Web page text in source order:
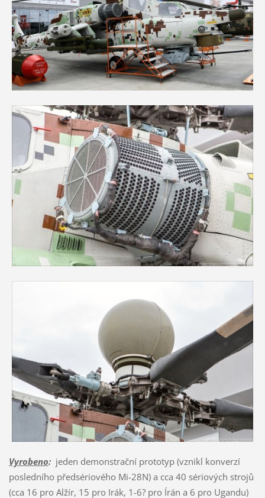
Vyrobeno:jeden demonstrační prototyp (vznikl konverzí
posledního předsériového Mi-28N) a cca 40 sériových strojů
(cca 16 pro Alžír, 15 pro Irák, 1-6? pro Írán a 6 pro Ugandu)